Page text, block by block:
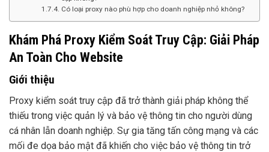
Có loại proxy nào phù hợp cho doanh nghiệp nhỏ không?
Khám Phá Proxy Kiểm Soát Truy Cập: Giải Pháp
An Toàn Cho Website
Giới thiệu
Proxy kiểm soát truy cập đã trở thành giải pháp không thể
thiếu trong việc quản lý và bảo vệ thông tin cho người dùng
cá nhân lẫn doanh nghiệp. Sự gia tăng tấn công mạng và các
mối đe dọa bảo mật đã khiến cho việc bảo vệ thông tin trở